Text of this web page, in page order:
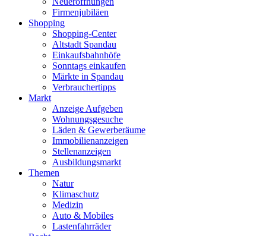
Firmenjubiläen
Shopping
Shopping-Center
Altstadt Spandau
Einkaufsbahnhöfe
Sonntags einkaufen
Märkte in Spandau
Verbrauchertipps
Markt
Anzeige Aufgeben
Wohnungsgesuche
Läden & Gewerberäume
Immobilienanzeigen
Stellenanzeigen
Ausbildungsmarkt
Themen
Natur
Klimaschutz
Medizin
Auto & Mobiles
Lastenfahrräder